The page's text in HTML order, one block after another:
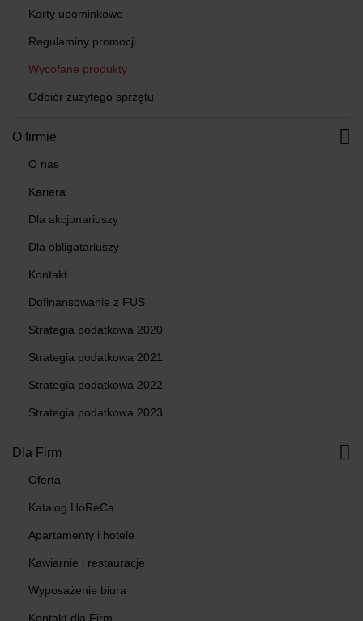
Karty upominkowe
Regulaminy promocji
Wycofane produkty
Odbiór zużytego sprzętu
O firmie
O nas
Kariera
Dla akcjonariuszy
Dla obligatariuszy
Kontakt
Dofinansowanie z FUS
Strategia podatkowa 2020
Strategia podatkowa 2021
Strategia podatkowa 2022
Strategia podatkowa 2023
Dla Firm
Oferta
Katalog HoReCa
Apartamenty i hotele
Kawiarnie i restauracje
Wyposażenie biura
Kontakt dla Firm